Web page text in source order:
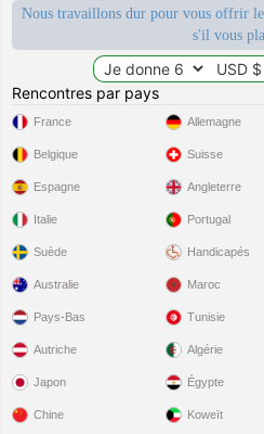
Nous travaillons dur pour vous offrir
s'il vous
Rencontres par pays
France
Belgique
Espagne
Italie
Suède
Allemagne
Suisse
Angleterre
Portugal
Handicapés
Australie
Pays-Bas
Autriche
Japon
Chine
Maroc
Tunisie
Algérie
Égypte
Koweït